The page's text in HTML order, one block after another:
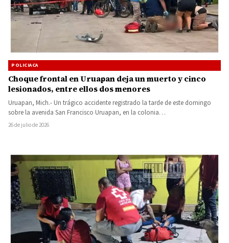
POLICIACA
Choque frontal en Uruapan deja un muerto y cinco
lesionados, entre ellos dos menores
Uruapan, Mich.- Un trágico accidente registrado la tarde de este domingo
sobre la avenida San Francisco Uruapan, en la colonia…
26 de julio de 2026